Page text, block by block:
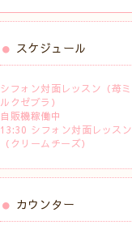
スケジュール
シフォン対面レッスン（苺ミ
ルクゼブラ）
自販機稼働中
13:30 シフォン対面レッスン
（クリームチーズ）
カウンター